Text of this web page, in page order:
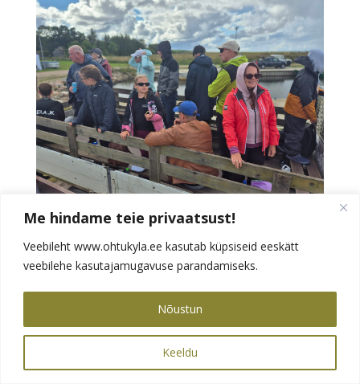
Me hindame teie privaatsust!
Veebileht www.ohtukyla.ee kasutab küpsiseid eeskätt
veebilehe kasutajamugavuse parandamiseks.
Keeldu
Nõustun
